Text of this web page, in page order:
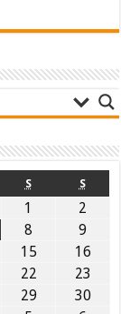
S S
1
2
8
9
15
16
22
23
29
30